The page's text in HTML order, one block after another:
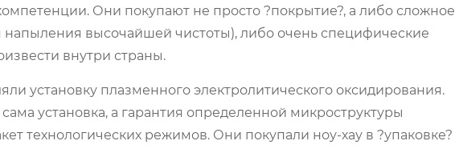
Они покупают не просто ?покрытие?, а либо сложное
высочайшей чистоты), либо очень специфические
внутри страны.
установку плазменного электролитического оксидирования.
установка, а гарантия определенной микроструктуры
технологических режимов. Они покупали ноу-хау в ?упаковке?